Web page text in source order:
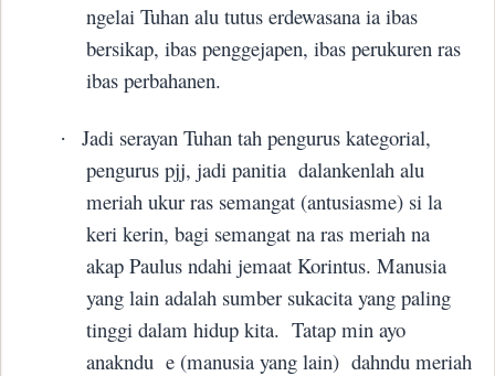
ngelai Tuhan alu tutus erdewasana ia ibas
bersikap, ibas penggejapen, ibas perukuren ras
ibas perbahanen.
·
Jadi serayan Tuhan tah pengurus kategorial,
pengurus pjj, jadi panitia dalankenlah alu
meriah ukur ras semangat (antusiasme) si la
keri kerin, bagi semangat na ras meriah na
akap Paulus ndahi jemaat Korintus. Manusia
yang lain adalah sumber sukacita yang paling
tinggi dalam hidup kita. Tatap min ayo
anakndu e (manusia yang lain) dahndu meriah